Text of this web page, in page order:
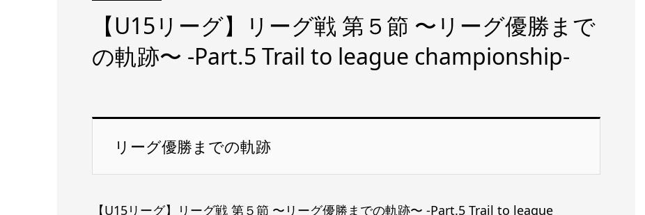
【U15リーグ】リーグ戦 第５節 〜リーグ優勝まで
の軌跡〜 -Part.5 Trail to league championship-
リーグ優勝までの軌跡
【U15リーグ】リーグ戦 第５節 〜リーグ優勝までの軌跡〜 -Part.5 Trail to league